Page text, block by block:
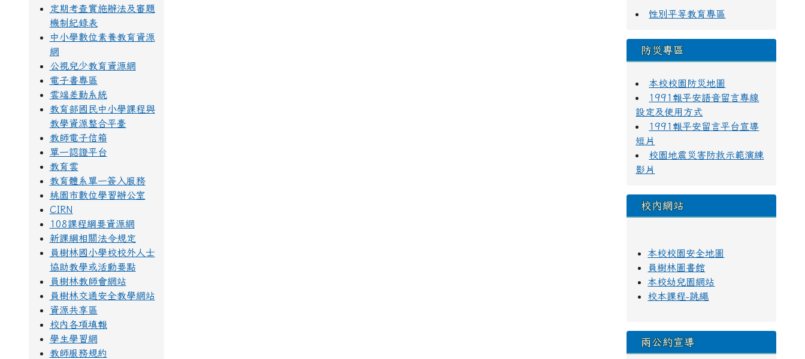
定期考查實施辦法及審題
機制紀錄表
中小學數位素養教育資源
網
公視兒少教育資源網
電子書專區
雲端差勤系統
教育部國民中小學課程與
教學資源整合平臺
教師電子信箱
單一認證平台
教育雲
教育體系單一簽入服務
桃園市數位學習辦公室
CIRN
108課程綱要資源網
新課綱相關法令規定
員樹林國小學校校外人士
協助教學或活動要點
員樹林教師會網站
員樹林交通安全教學網站
資源共享區
校內各項填報
學生學習網
教師服務規約
性別平等教育專區
防災專區
本校校園防災地圖
1991報平安語音留言專線
設定及使用方式
1991報平安留言平台宣導
短片
校園地震災害防救示範演練
影片
校內網站
本校校園安全地圖
員樹林圖書館
本校幼兒園網站
校本課程-跳繩
兩公約宣導